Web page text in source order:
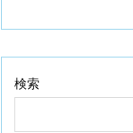
検索